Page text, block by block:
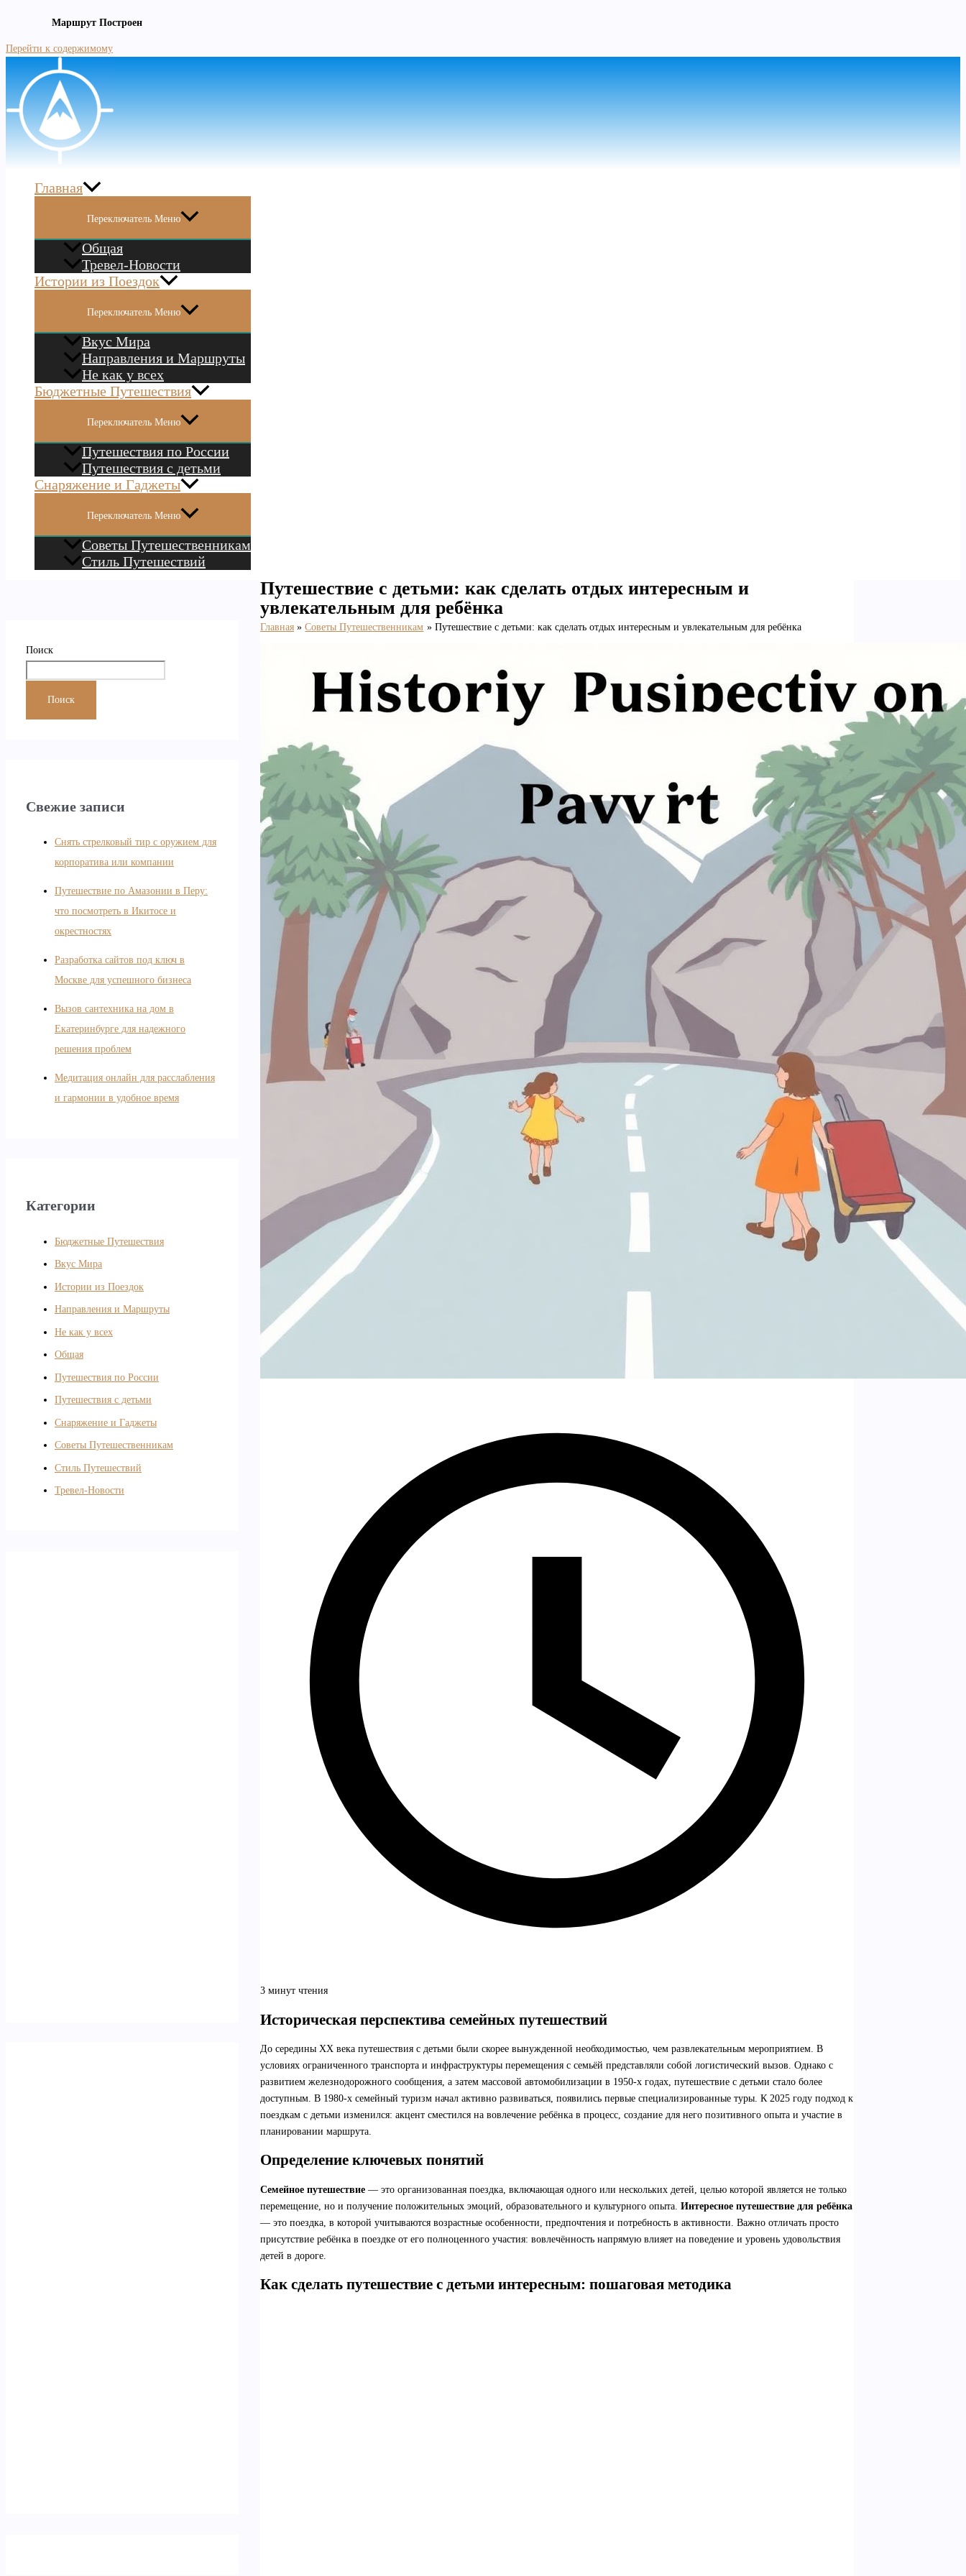
Маршрут Построен
Перейти к содержимому
Главная
Переключатель Меню
Общая
Тревел-Новости
Истории из Поездок
Переключатель Меню
Вкус Мира
Направления и Маршруты
Не как у всех
Бюджетные Путешествия
Переключатель Меню
Путешествия по России
Путешествия с детьми
Снаряжение и Гаджеты
Переключатель Меню
Советы Путешественникам
Стиль Путешествий
Поиск
Поиск
Свежие записи
Снять стрелковый тир с оружием для
корпоратива или компании
Путешествие по Амазонии в Перу:
что посмотреть в Икитосе и
окрестностях
Разработка сайтов под ключ в
Москве для успешного бизнеса
Вызов сантехника на дом в
Екатеринбурге для надежного
решения проблем
Медитация онлайн для расслабления
и гармонии в удобное время
Категории
Бюджетные Путешествия
Вкус Мира
Истории из Поездок
Направления и Маршруты
Не как у всех
Общая
Путешествия по России
Путешествия с детьми
Снаряжение и Гаджеты
Советы Путешественникам
Стиль Путешествий
Тревел-Новости
Путешествие с детьми: как сделать отдых интересным и
увлекательным для ребёнка
Главная Советы Путешественникам Путешествие с детьми: как сделать отдых интересным и увлекательным для ребёнка
3 минут чтения
Историческая перспектива семейных путешествий
До середины XX века путешествия с детьми были скорее вынужденной необходимостью, чем развлекательным мероприятием. В
условиях ограниченного транспорта и инфраструктуры перемещения с семьёй представляли собой логистический вызов. Однако с
развитием железнодорожного сообщения, а затем массовой автомобилизации в 1950-х годах, путешествие с детьми стало более
доступным. В 1980-х семейный туризм начал активно развиваться, появились первые специализированные туры. К 2025 году подход к
поездкам с детьми изменился: акцент сместился на вовлечение ребёнка в процесс, создание для него позитивного опыта и участие в
планировании маршрута.
Определение ключевых понятий
Семейное путешествие — это организованная поездка, включающая одного или нескольких детей, целью которой является не только
перемещение, но и получение положительных эмоций, образовательного и культурного опыта. Интересное путешествие для ребёнка
— это поездка, в которой учитываются возрастные особенности, предпочтения и потребность в активности. Важно отличать просто
присутствие ребёнка в поездке от его полноценного участия: вовлечённость напрямую влияет на поведение и уровень удовольствия
детей в дороге.
Как сделать путешествие с детьми интересным: пошаговая методика